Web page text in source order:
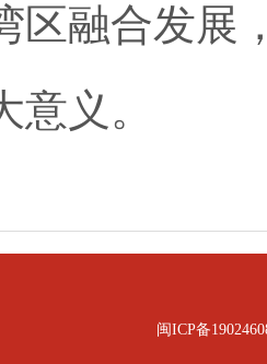
区融合发展
意义。
闽ICP备